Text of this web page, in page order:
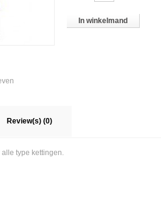
In winkelmand
Review(s) (0)
type kettingen.